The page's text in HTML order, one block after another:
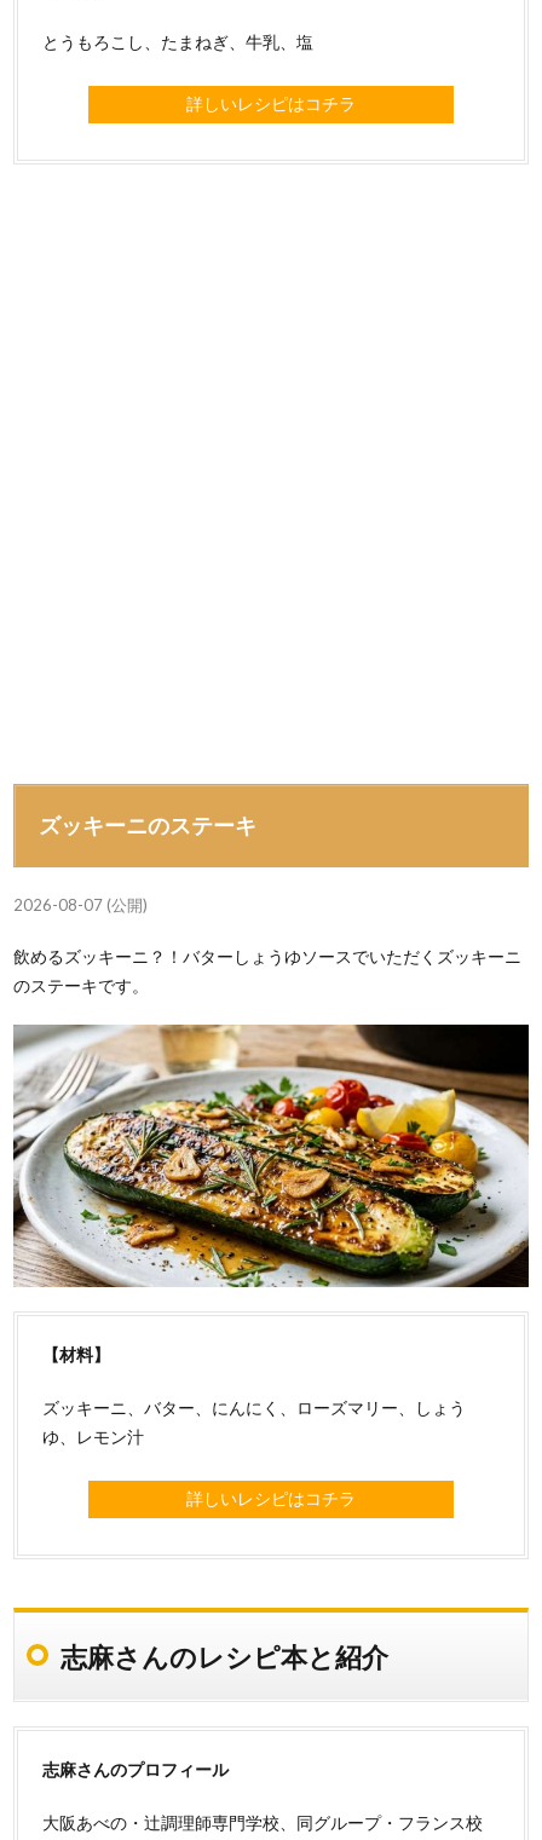
とうもろこし、たまねぎ、牛乳、塩
詳しいレシピはコチラ
ズッキーニのステーキ
2026-08-07 (公開)
飲めるズッキーニ？！バターしょうゆソースでいただくズッキーニ
のステーキです。
【材料】
ズッキーニ、バター、にんにく、ローズマリー、しょう
ゆ、レモン汁
詳しいレシピはコチラ
志麻さんのレシピ本と紹介
志麻さんのプロフィール
大阪あべの・辻調理師専門学校、同グループ・フランス校